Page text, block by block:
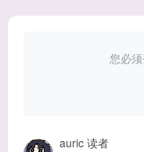
您必
auric 读者